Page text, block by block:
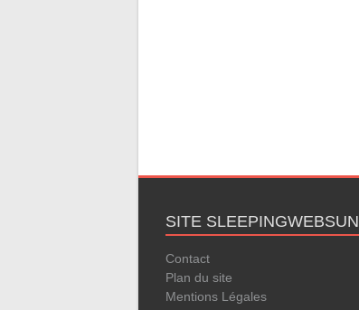
SITE SLEEPINGWEBSUN
Contact
Plan du site
Mentions Légales